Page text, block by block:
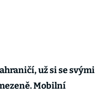
už si se svými
Mobilní